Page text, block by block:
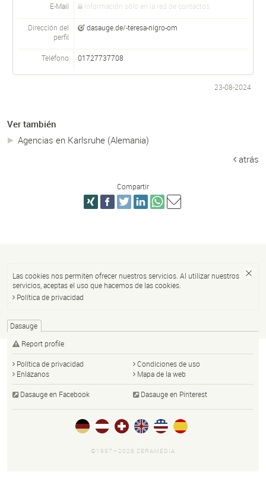
E-Mail Información sólo en la red de contactos
Dirección del
perfil
dasauge.de/-teresa-nigro-om
Teléfono 01727737708
23-08-2024
Ver también
Agencias en Karlsruhe (Alemania)
atrás
Compartir
Las cookies nos permiten ofrecer nuestros servicios. Al utilizar nuestros
servicios, aceptas el uso que hacemos de las cookies.
Política de privacidad
Dasauge
Report profile
Política de privacidad
Condiciones de uso
Enlázanos
Mapa de la web
Dasauge en Facebook Dasauge en Pinterest
©1997—2026 ZERAMEDIA